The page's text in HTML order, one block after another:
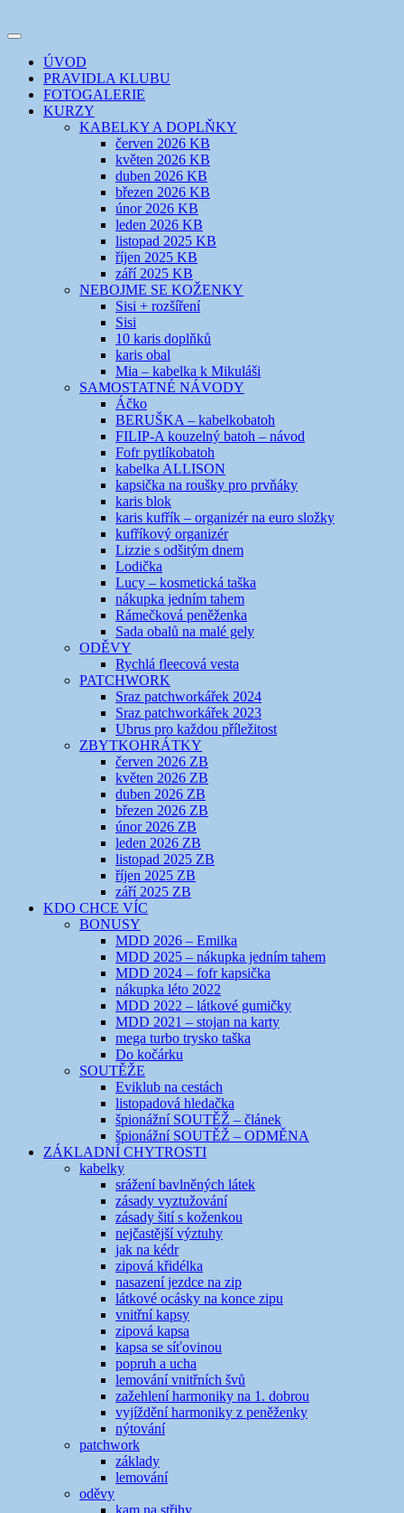
k
webuEVIKLUB
šicí klub
Toggle
navigation
ÚVOD
PRAVIDLA KLUBU
FOTOGALERIE
KURZY
KABELKY A DOPLŇKY
červen 2026 KB
květen 2026 KB
duben 2026 KB
březen 2026 KB
únor 2026 KB
leden 2026 KB
listopad 2025 KB
říjen 2025 KB
září 2025 KB
NEBOJME SE KOŽENKY
Sisi + rozšíření
Sisi
10 karis doplňků
karis obal
Mia – kabelka k Mikuláši
SAMOSTATNÉ NÁVODY
Áčko
BERUŠKA – kabelkobatoh
FILIP-A kouzelný batoh – návod
Fofr pytlíkobatoh
kabelka ALLISON
kapsička na roušky pro prvňáky
karis blok
karis kufřík – organizér na euro složky
kufříkový organizér
Lizzie s odšitým dnem
Lodička
Lucy – kosmetická taška
nákupka jedním tahem
Rámečková peněženka
Sada obalů na malé gely
ODĚVY
Rychlá fleecová vesta
PATCHWORK
Sraz patchworkářek 2024
Sraz patchworkářek 2023
Ubrus pro každou příležitost
ZBYTKOHRÁTKY
červen 2026 ZB
květen 2026 ZB
duben 2026 ZB
březen 2026 ZB
únor 2026 ZB
leden 2026 ZB
listopad 2025 ZB
říjen 2025 ZB
září 2025 ZB
KDO CHCE VÍC
BONUSY
MDD 2026 – Emilka
MDD 2025 – nákupka jedním tahem
MDD 2024 – fofr kapsička
nákupka léto 2022
MDD 2022 – látkové gumičky
MDD 2021 – stojan na karty
mega turbo trysko taška
Do kočárku
SOUTĚŽE
Eviklub na cestách
listopadová hledačka
špionážní SOUTĚŽ – článek
špionážní SOUTĚŽ – ODMĚNA
ZÁKLADNÍ CHYTROSTI
kabelky
srážení bavlněných látek
zásady vyztužování
zásady šití s koženkou
nejčastější výztuhy
jak na kédr
zipová křidélka
nasazení jezdce na zip
látkové ocásky na konce zipu
vnitřní kapsy
zipová kapsa
kapsa se síťovinou
popruh a ucha
lemování vnitřních švů
zažehlení harmoniky na 1. dobrou
vyjíždění harmoniky z peněženky
nýtování
patchwork
základy
lemování
oděvy
kam na střihy